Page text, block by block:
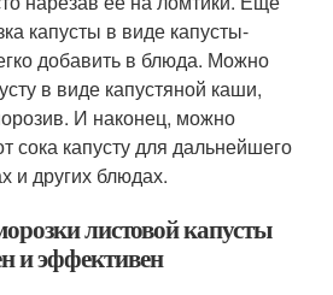
капусты в виде капусты-
добавить в блюда. Можно
в виде капустяной каши,
И наконец, можно
сока капусту для дальнейшего
и других блюдах.
листовой капусты
и эффективен